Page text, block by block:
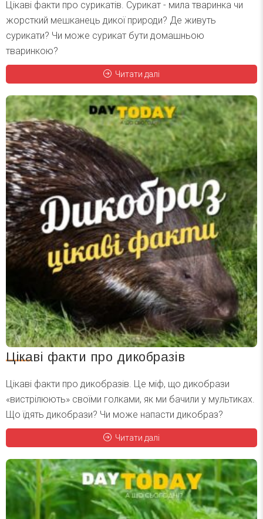
Цікаві факти про сурикатів. Сурикат - мила тваринка чи
жорсткий мешканець дикої природи? Де живуть
сурикати? Чи може сурикат бути домашньою
тваринкою?
Читати далі
Цікаві факти про дикобразів
Цікаві факти про дикобразів. Це міф, що дикобрази
«вистрілюють» своїми голками, як ми бачили у мультиках.
Що їдять дикобрази? Чи може напасти дикобраз?
Читати далі